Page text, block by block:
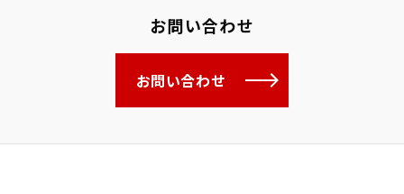
お問い合わせ
お問い合わせ